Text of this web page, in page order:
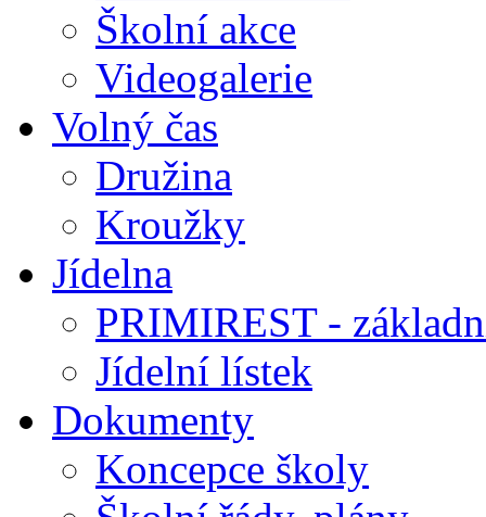
Školní akce
Videogalerie
Volný čas
Družina
Kroužky
Jídelna
PRIMIREST -
Jídelní lístek
Dokumenty
Koncepce školy